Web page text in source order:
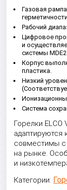
Газовая
Рабочий
Цифровое
и
системы
Корпус
пластика.
Низкий
Система
Горелки ELCO
адаптируются
совместимы с
на рынке.
и
Категории: